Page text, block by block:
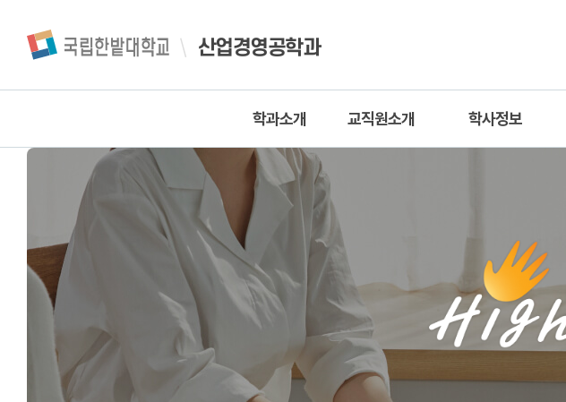
산업경영공학과
학과소개
학과소개
실습실소개
학생자율동아리
교직원소개 학사정보
학사일정
대학원교육과정